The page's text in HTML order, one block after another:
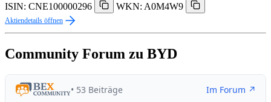
ISIN: CNE100000296
WKN: A0M4W9
Aktiendetails öffnen
Community Forum zu BYD